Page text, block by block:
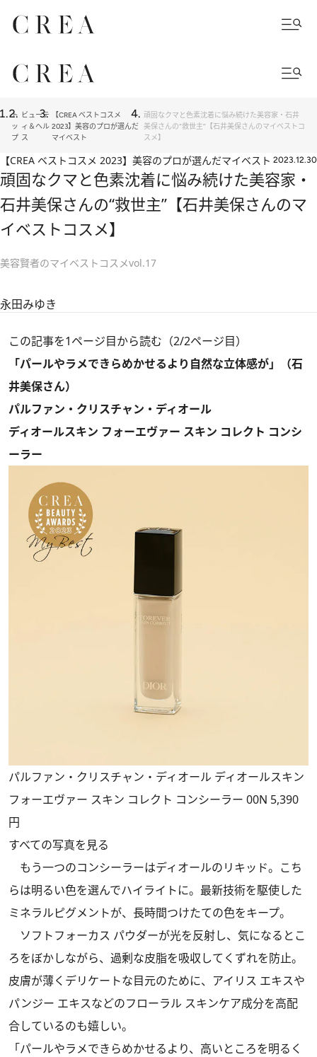
ト
ッ
プ
ビューテ
ィ＆ヘル
ス
【CREA ベストコスメ
2023】美容のプロが選んだ
マイベスト
頑固なクマと色素沈着に悩み続けた美容家・石井
美保さんの“救世主”【石井美保さんのマイベストコ
スメ】
【CREA ベストコスメ 2023】美容のプロが選んだマイベスト 2023.12.30
頑固なクマと色素沈着に悩み続けた美容家・
石井美保さんの“救世主”【石井美保さんのマ
イベストコスメ】
美容賢者のマイベストコスメvol.17
永田みゆき
この記事を1ページ目から読む（2/2ページ目）
「パールやラメできらめかせるより自然な立体感が」（石
井美保さん）
パルファン・クリスチャン・ディオール
ディオールスキン フォーエヴァー スキン コレクト コンシ
ーラー
パルファン・クリスチャン・ディオール ディオールスキン
フォーエヴァー スキン コレクト コンシーラー 00N 5,390
円
すべての写真を見る
もう一つのコンシーラーはディオールのリキッド。こち
らは明るい色を選んでハイライトに。最新技術を駆使した
ミネラルピグメントが、長時間つけたての色をキープ。
ソフトフォーカス パウダーが光を反射し、気になるとこ
ろをぼかしながら、過剰な皮脂を吸収してくずれを防止。
皮膚が薄くデリケートな目元のために、アイリス エキスや
パンジー エキスなどのフローラル スキンケア成分を高配
合しているのも嬉しい。
「パールやラメできらめかせるより、高いところを明るく